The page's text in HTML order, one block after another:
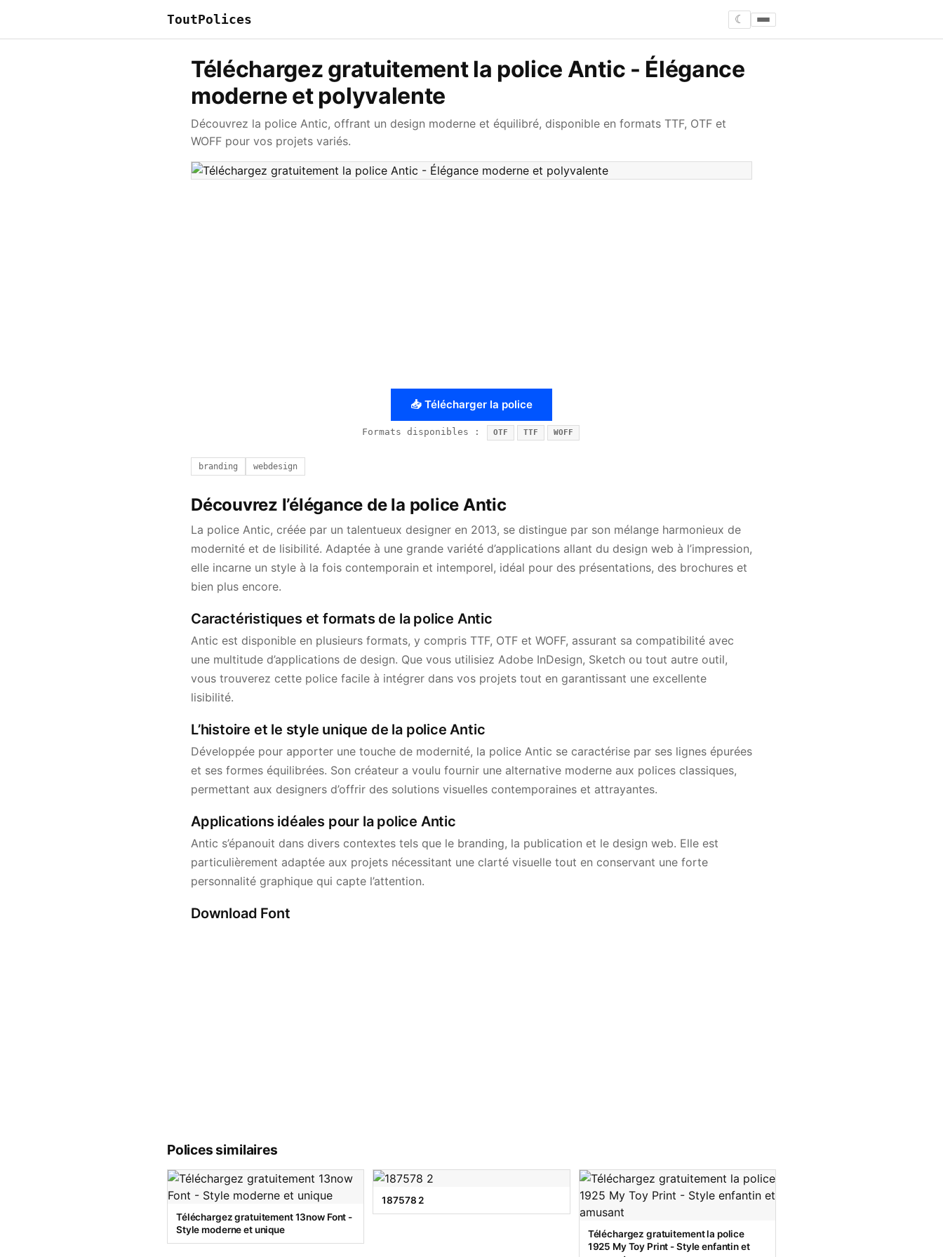
ToutPolices ☾
Téléchargez gratuitement la police Antic - Élégance
moderne et polyvalente
Découvrez la police Antic, offrant un design moderne et équilibré, disponible en formats TTF, OTF et
WOFF pour vos projets variés.
📥 Télécharger la police
Formats disponibles : OTF TTF WOFF
branding webdesign
Découvrez l’élégance de la police Antic
La police Antic, créée par un talentueux designer en 2013, se distingue par son mélange harmonieux de
modernité et de lisibilité. Adaptée à une grande variété d’applications allant du design web à l’impression,
elle incarne un style à la fois contemporain et intemporel, idéal pour des présentations, des brochures et
bien plus encore.
Caractéristiques et formats de la police Antic
Antic est disponible en plusieurs formats, y compris TTF, OTF et WOFF, assurant sa compatibilité avec
une multitude d’applications de design. Que vous utilisiez Adobe InDesign, Sketch ou tout autre outil,
vous trouverez cette police facile à intégrer dans vos projets tout en garantissant une excellente
lisibilité.
L’histoire et le style unique de la police Antic
Développée pour apporter une touche de modernité, la police Antic se caractérise par ses lignes épurées
et ses formes équilibrées. Son créateur a voulu fournir une alternative moderne aux polices classiques,
permettant aux designers d’offrir des solutions visuelles contemporaines et attrayantes.
Applications idéales pour la police Antic
Antic s’épanouit dans divers contextes tels que le branding, la publication et le design web. Elle est
particulièrement adaptée aux projets nécessitant une clarté visuelle tout en conservant une forte
personnalité graphique qui capte l’attention.
Download Font
Polices similaires
Téléchargez gratuitement 13now Font -
Style moderne et unique
187578 2
Téléchargez gratuitement la police
1925 My Toy Print - Style enfantin et